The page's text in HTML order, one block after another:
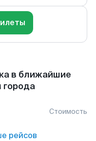
в ближайшие
города
Стоимость
рейсов